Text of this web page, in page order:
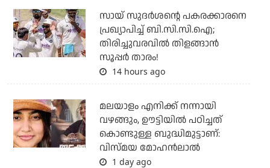
സായ് സുദര്‍ശന്റെ പകരക്കാരനെ
പ്രഖ്യാപിച്ച് ബി.സി.സി.ഐ;
തിരിച്ചുവരവില്‍ തിളങ്ങാന്‍
സൂപ്പര്‍ താരം!
14 hours ago
മലയാളം എനിക്ക് നന്നായി
വഴങ്ങും, ഊട്ടിയില്‍ പഠിച്ചത്
കൊണ്ടുള്ള ബുദ്ധിമുട്ടാണ്:
വിസ്മയ മോഹന്‍ലാല്‍
1 day ago